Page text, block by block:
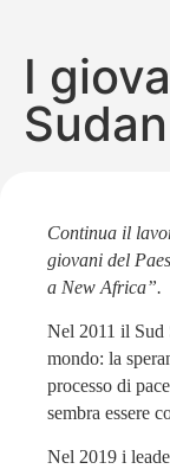
I
Continua il
giovani del
a New Africa”.
Nel 2011 il Sud
mondo: la
processo di
sembra essere
Nel 2019 i